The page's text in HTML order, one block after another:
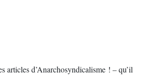
articles d’Anarchosyndicalisme ! – qu’il